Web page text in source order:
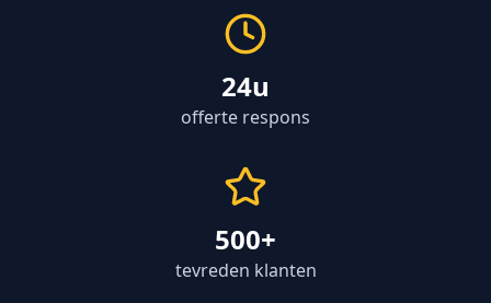
24u
offerte respons
500+
tevreden klanten